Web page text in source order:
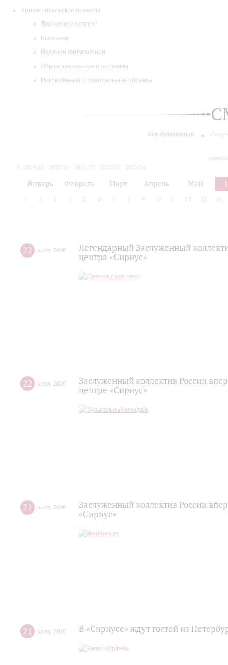
Просветительские проекты
Творческие встречи
Выставки
Издания филармонии
Образовательные программы
Инклюзивные и специальные проекты
Все публикации
2019/20 2020/21 2021/22 2022/23
2023/24
Январь Февраль Март Апрель Май
2 3 4 5 6 7 8 9 10 12 13 14
22 июля 2026
Легендарный Заслуженный
центра «Сириус»
22 июля 2026
Заслуженный коллектив России
центре «Сириус»
21 июля 2026
Заслуженный коллектив России
«Сириус»
21 июля 2026 В «Сириусе» ждут гостей из